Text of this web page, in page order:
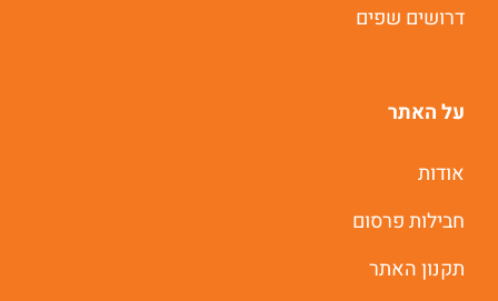
דרושים שפים
על האתר
אודות
חבילות פרסום
תקנון האתר